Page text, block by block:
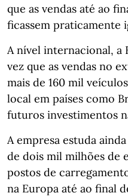
que as vendas até ao
ficassem praticamente
A nível internacional, a
vez que as vendas no
mais de 160 mil
local em países como
futuros investimentos
A empresa estuda
de dois mil milhões de
postos de
na Europa até ao final